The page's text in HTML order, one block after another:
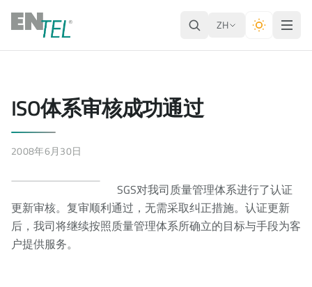
ZH
ISO体系审核成功通过
2008年6月30日
SGS对我司质量管理体系进行了认证
更新审核。复审顺利通过，无需采取纠正措施。认证更新
后，我司将继续按照质量管理体系所确立的目标与手段为客
户提供服务。